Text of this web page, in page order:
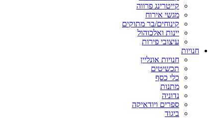
קייטרינג פרווה
מגשי אירוח
קינוחים/בר מתוקים
יינות ואלכוהול
עיצובי פירות
חנויות
חנויות אונליין
תכשיטים
כלי כסף
מתנות
נדוניה
ספרים ויודאיקה
ביגוד